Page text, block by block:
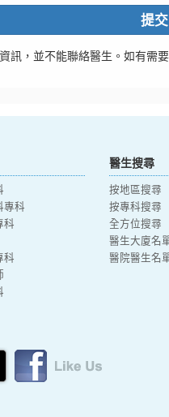
提交
訊，並不能聯絡醫生。如有需
專科
科
科
醫生搜尋
按地區搜尋
按專科搜尋
全方位搜尋
醫生大廈名
醫院醫生名